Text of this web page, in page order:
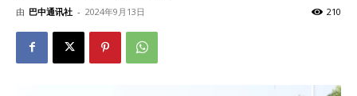
由 巴中通讯社 - 2024年9月13日 210